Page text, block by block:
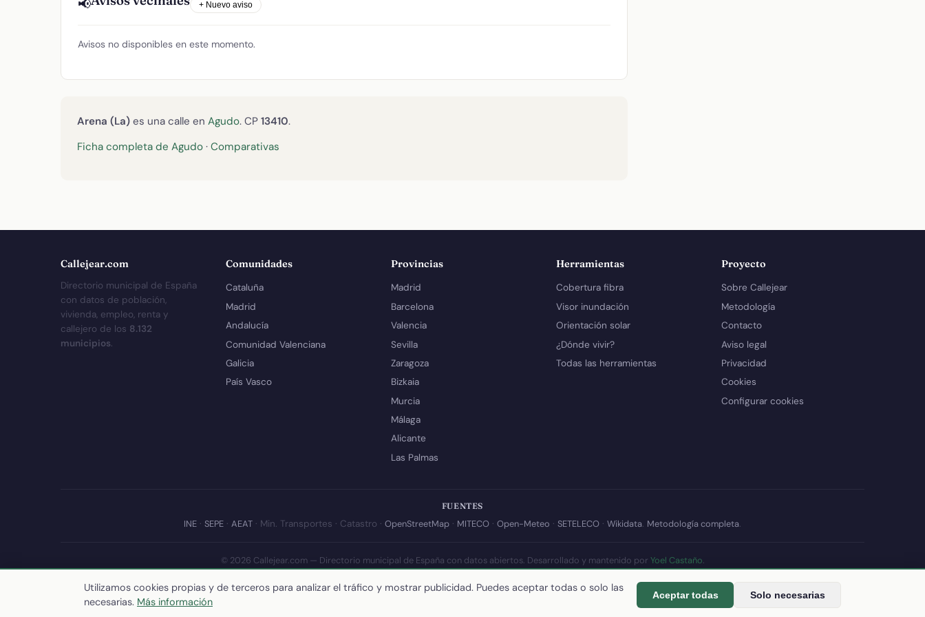
📢 + Nuevo aviso
Avisos no disponibles en este momento.
Arena (La) es una calle en Agudo. CP 13410.
Ficha completa de Agudo · Comparativas
Callejear.com
Directorio municipal de España
con datos de población,
vivienda, empleo, renta y
callejero de los 8.132
municipios.
Comunidades
Cataluña
Madrid
Andalucía
Comunidad Valenciana
Galicia
País Vasco
Provincias
Madrid
Barcelona
Valencia
Sevilla
Zaragoza
Bizkaia
Murcia
Málaga
Alicante
Las Palmas
Herramientas
Cobertura fibra
Visor inundación
Orientación solar
¿Dónde vivir?
Todas las herramientas
Proyecto
Sobre Callejear
Metodología
Contacto
Aviso legal
Privacidad
Cookies
Configurar cookies
FUENTES
INE · SEPE · AEAT · Min. Transportes · Catastro · OpenStreetMap · MITECO · Open-Meteo · SETELECO · Wikidata. Metodología completa.
© 2026 Callejear.com — Directorio municipal de España con datos abiertos. Desarrollado y mantenido por Yoel Castaño.
Última actualización de esta página:10 de julio de 2026·Cómo calculamos los datos
Utilizamos cookies propias y de terceros para analizar el tráfico y mostrar publicidad. Puedes aceptar todas o solo las
necesarias. Más información
Aceptar todas Solo necesarias